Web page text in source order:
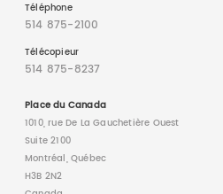
Téléphone
514 875-2100
Télécopieur
514 875-8237
Place du Canada
1010, rue De La Gauchetière Ouest
Suite 2100
Montréal, Québec
H3B 2N2